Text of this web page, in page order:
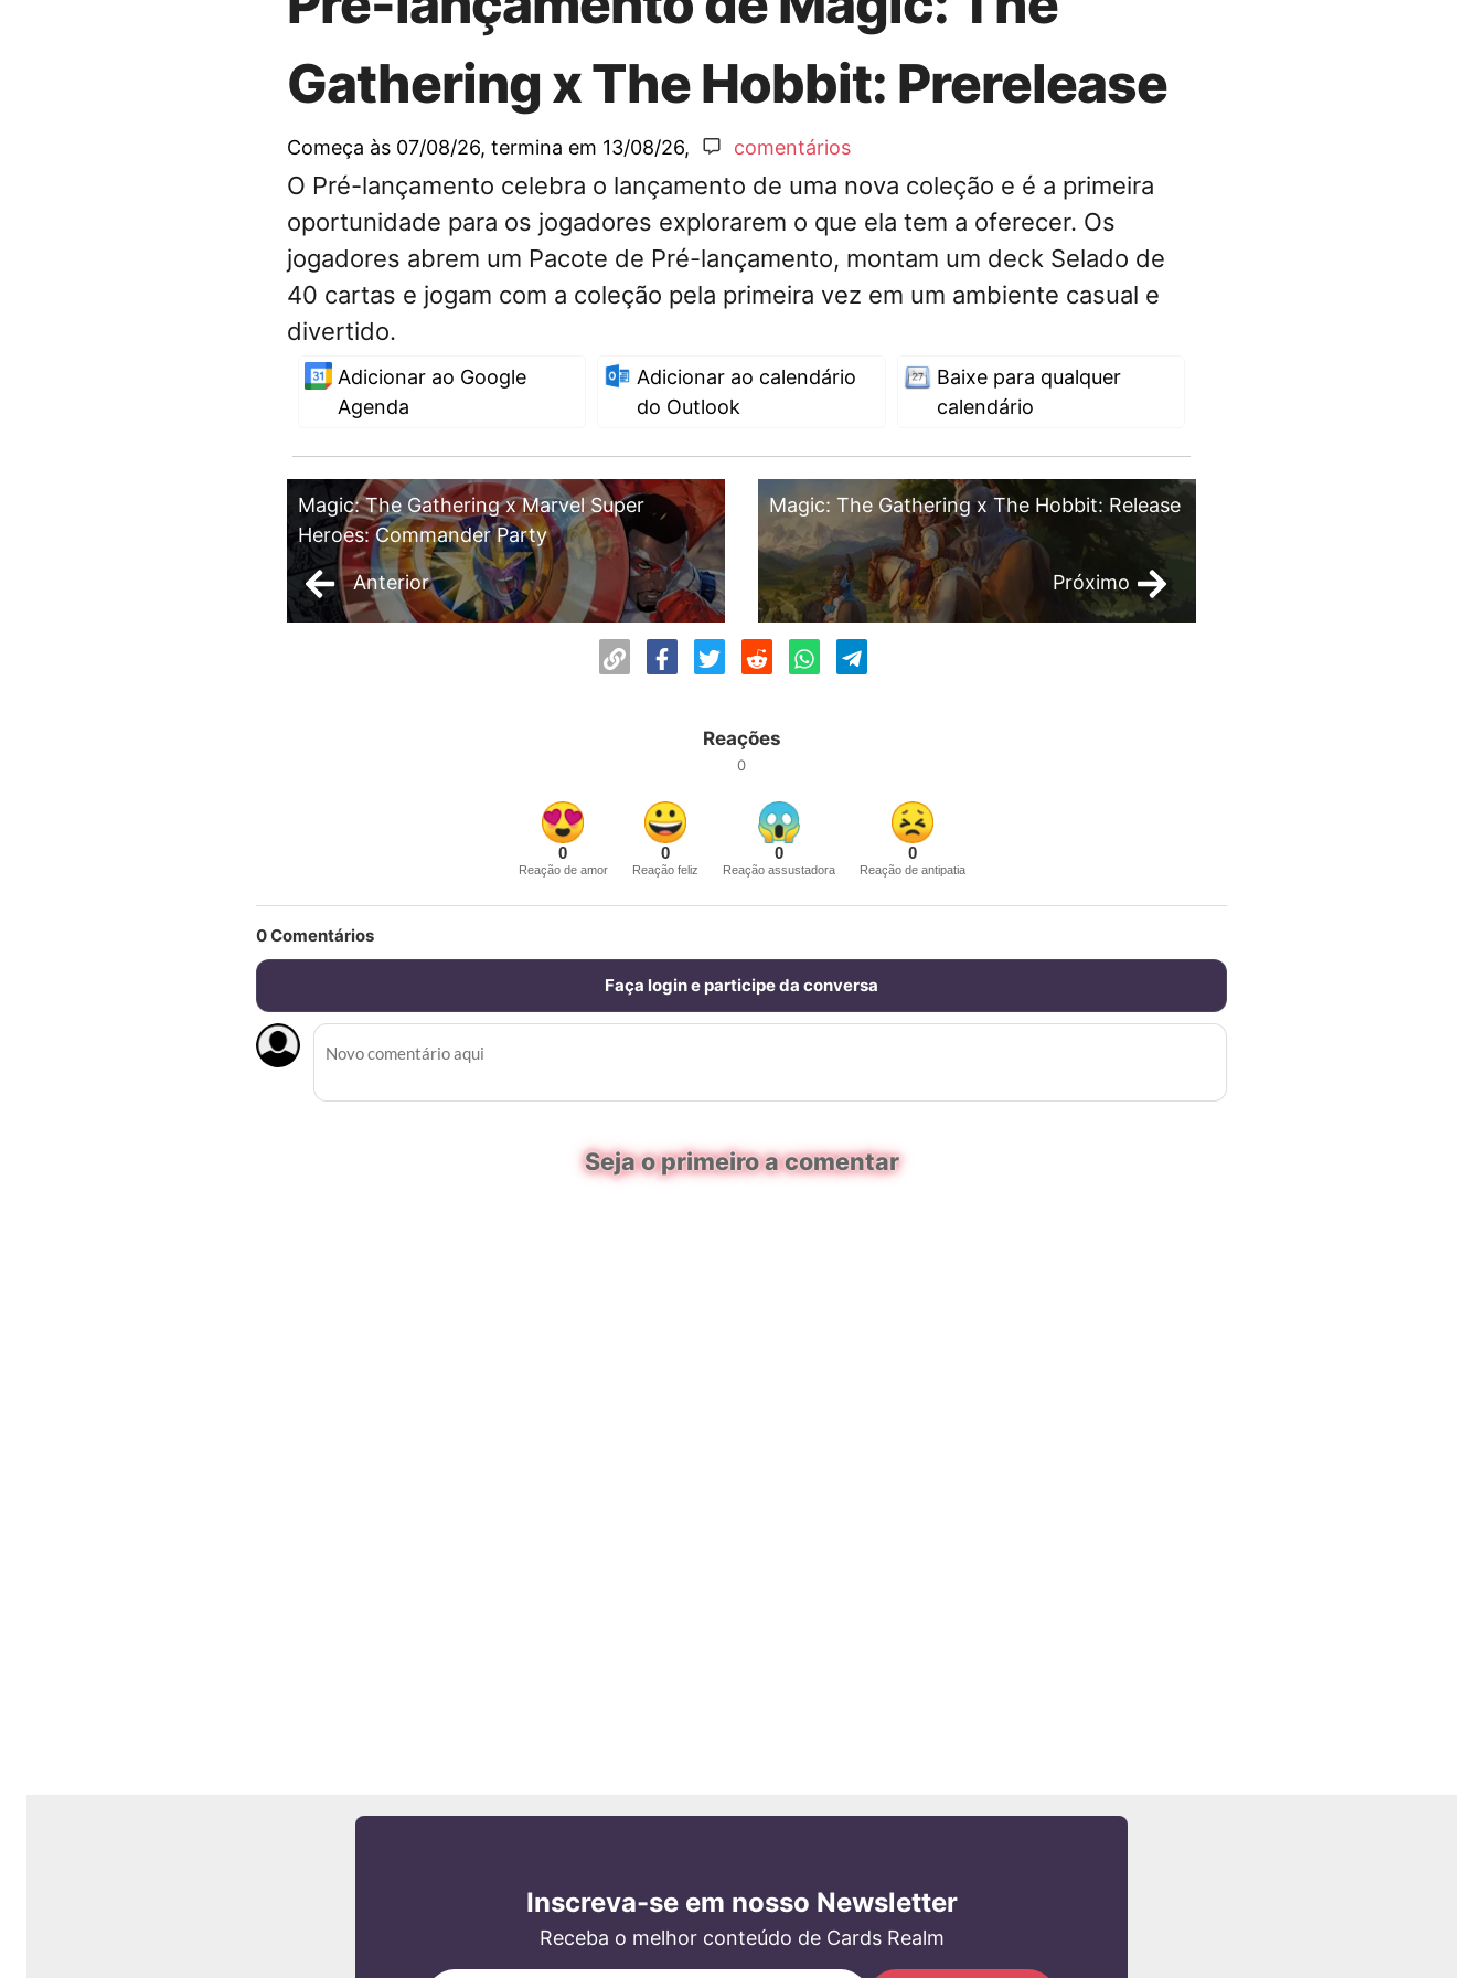
Gathering x The Hobbit: Prerelease
Começa às 07/08/26, termina em 13/08/26, comentários
O Pré-lançamento celebra o lançamento de uma nova coleção e é a primeira
oportunidade para os jogadores explorarem o que ela tem a oferecer. Os
jogadores abrem um Pacote de Pré-lançamento, montam um deck Selado de
40 cartas e jogam com a coleção pela primeira vez em um ambiente casual e
divertido.
Adicionar ao Google
Agenda
Adicionar ao calendário
do Outlook
Baixe para qualquer
calendário
Magic: The Gathering x Marvel Super
Heroes: Commander Party
Anterior
Magic: The Gathering x The Hobbit: Release
Próximo
Reações
0
0
Reação de amor
0
Reação feliz
0
Reação assustadora
0
Reação de antipatia
0Comentários
Faça login e participe da conversa
Seja o primeiro a comentar
Inscreva-se em nosso Newsletter
Receba o melhor conteúdo de Cards Realm